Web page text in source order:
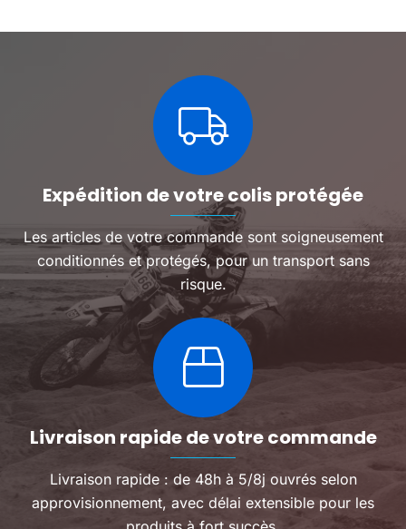
Expédition de votre colis protégée
Les articles de votre commande sont soigneusement
conditionnés et protégés, pour un transport sans
risque.
Livraison rapide de votre commande
Livraison rapide : de 48h à 5/8j ouvrés selon
approvisionnement, avec délai extensible pour les